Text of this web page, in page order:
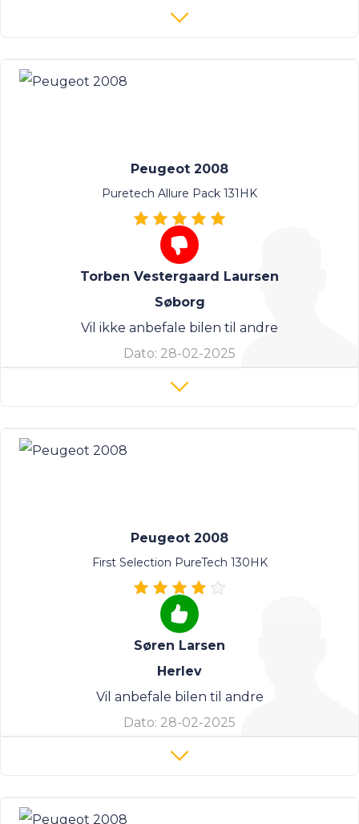
Peugeot 2008
Puretech Allure Pack 131HK
Torben Vestergaard Laursen
Søborg
Vil ikke anbefale bilen til andre
Dato: 28-02-2025
Peugeot 2008
First Selection PureTech 130HK
Søren Larsen
Herlev
Vil anbefale bilen til andre
Dato: 28-02-2025